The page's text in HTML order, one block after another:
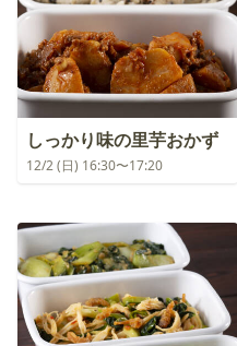
しっかり味の里芋おかず
12/2 (日) 16:30〜17:20